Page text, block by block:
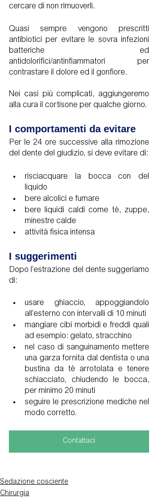
cercare di non rimuoverli.
Quasi sempre vengono prescritti
antibiotici per evitare le sovra infezioni
batteriche ed
antidolorifici/antinfiammatori per
contrastare il dolore ed il gonfiore.
Nei casi più complicati, aggiungeremo
alla cura il cortisone per qualche giorno.
I comportamenti da evitare
Per le 24 ore successive alla rimozione
risciacquare la bocca con del
liquido
bere alcolici e fumare
bere liquidi caldi come tè, zuppe,
minestre calde
attività fisica intensa
I suggerimenti
Dopo l’estrazione del dente suggeriamo
di:
usare ghiaccio, appoggiandolo
all’esterno con intervalli di 10 minuti
mangiare cibi morbidi e freddi quali
ad esempio: gelato, stracchino
nel caso di sanguinamento mettere
una garza fornita dal dentista o una
bustina da tè arrotolata e tenere
schiacciato, chiudendo le bocca,
per minimo 20 minuti
seguire le prescrizione mediche nel
modo corretto.
Contattaci
Sedazione cosciente
Chirurgia